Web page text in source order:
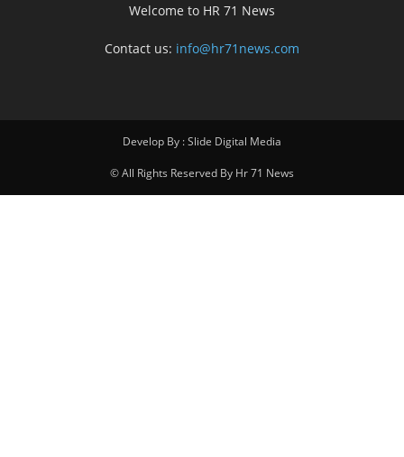
Welcome to HR 71 News
Contact us: info@hr71news.com
Develop By : Slide Digital Media
© All Rights Reserved By Hr 71 News